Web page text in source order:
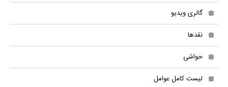
گالری ویدیو
نقدها
حواشی
لیست کامل عوامل